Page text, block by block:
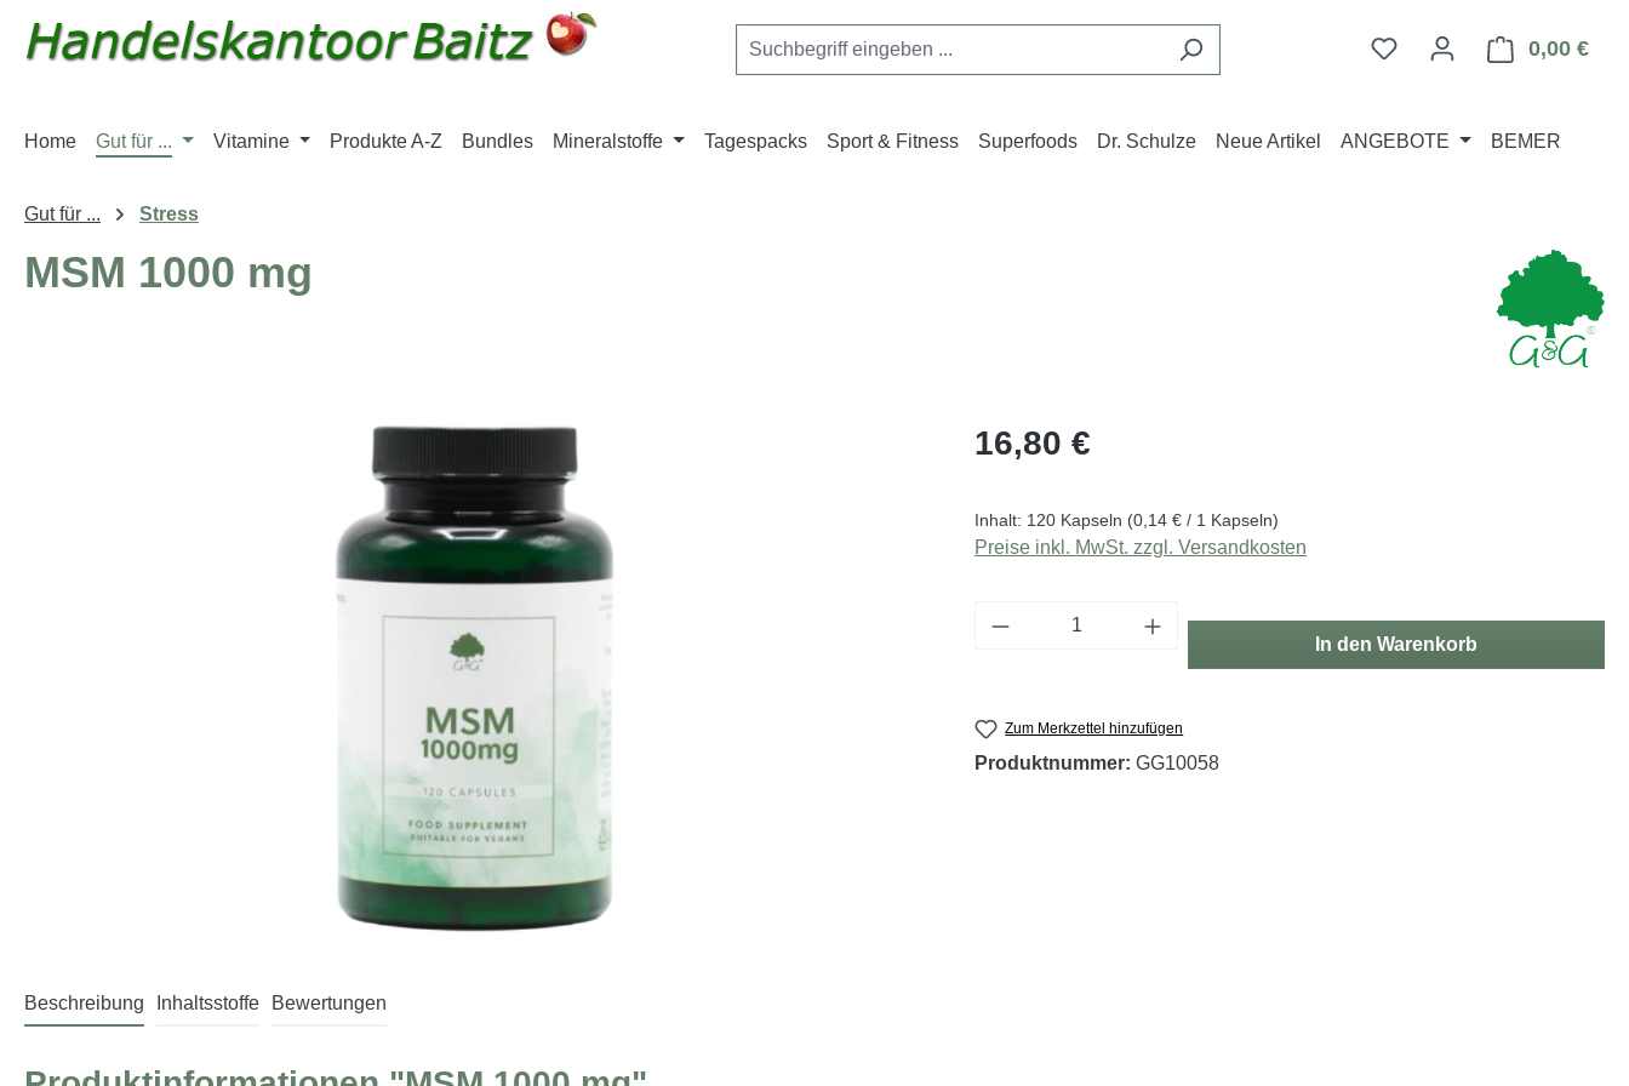
Hauptinhalt springen
Zur Suche springen
Zur Hauptnavigation springen
Du hast 0 Produkte auf
0,00 €
Home Gut für ... Vitamine Produkte A-Z Bundles Mineralstoffe Tagespacks Sport & Fitness Superfoods Dr. Schulze Neue Artikel ANGEBOTE BEMER
Gut für ... Stress
MSM 1000 mg
Regulärer Preis:
16,80 €
Inhalt: 120 Kapseln (0,14 € / 1 Kapseln)
Preise inkl. MwSt. zzgl. Versandkosten
Produkt Anzahl: Gib den gewünschten Wert ein
In den Warenkorb
Zum Merkzettel hinzufügen
Produktnummer: GG10058
Beschreibung Inhaltsstoffe Bewertungen